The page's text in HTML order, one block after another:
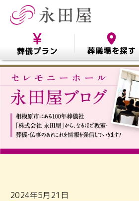
2024年5月21日